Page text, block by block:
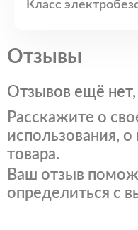
Класс
Отзывы
Отзывов ещё
Расскажите о
использования,
товара.
Ваш отзыв
определиться с